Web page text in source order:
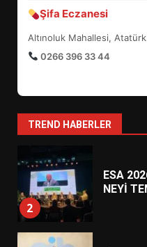
Şifa Eczanesi
Altınoluk Mahallesi,
0266 396 33 44
TREND HABERLER
7
YENİ
1
2
ESA
NEYİ